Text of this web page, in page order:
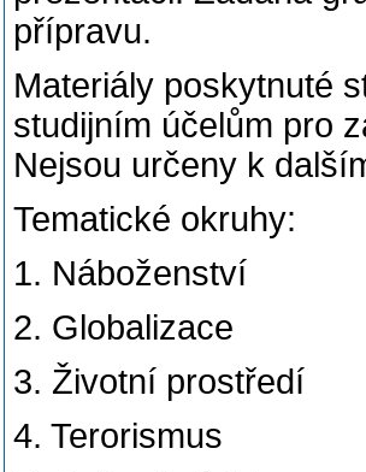
přípravu.
Materiály poskytnuté
studijním účelům pro
Nejsou určeny k
Tematické okruhy:
1. Náboženství
2. Globalizace
3. Životní prostředí
4. Terorismus